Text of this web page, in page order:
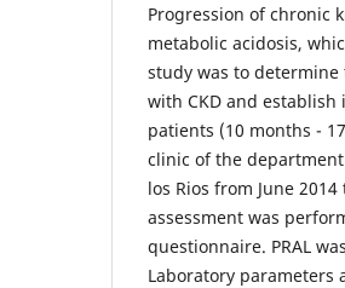
Progression of chronic
metabolic acidosis,
study was to determine
with CKD and
patients (10 months -
clinic of the
los Rios from June
assessment was
questionnaire. PRAL
Laboratory parameters